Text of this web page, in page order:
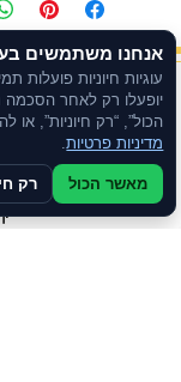
אנחנו משתמשים
עוגיות חיוניות פועלות
יופעלו רק לאחר הסכמה
הכול”, “רק חיוניות”, או
מדיניות פרטיות.
מאשר הכול רק